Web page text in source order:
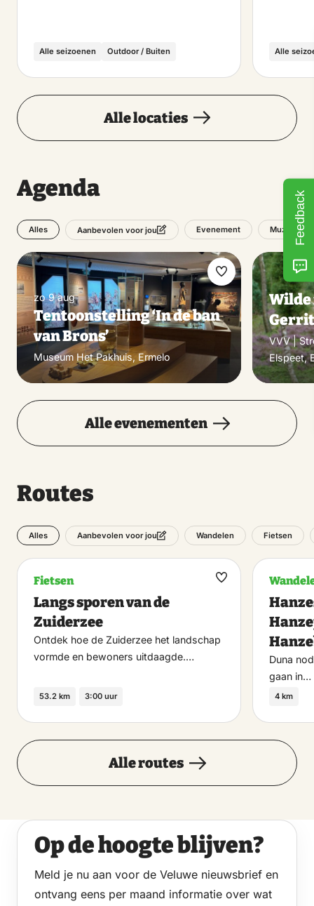
Alle seizoenen Outdoor / Buiten Alle
Alle locaties
Agenda
Alles Aanbevolen voor jou Evenement Muziek
zo 9 aug
Tentoonstelling ‘In de ban
van Brons’
Museum Het Pakhuis, Ermelo
Maak
favoriet
VVV |
Elspeet,
Alle evenementen
Routes
Alles Aanbevolen voor jou Wandelen Fietsen
Fietsen
Langs sporen van de
Zuiderzee
Ontdek hoe de Zuiderzee het landschap
vormde en bewoners uitdaagde.…
53.2 km 3:00 uur
Maak
Duna
gaan in…
4 km
Alle routes
Op de hoogte blijven?
Meld je nu aan voor de Veluwe nieuwsbrief en
ontvang eens per maand informatie over wat
Feedback